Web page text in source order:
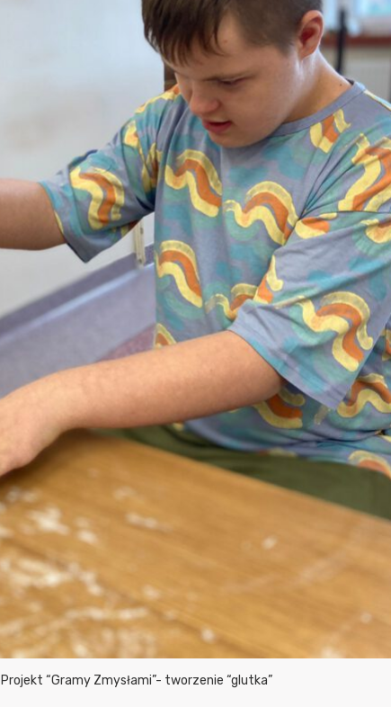
Projekt “Gramy Zmysłami”- tworzenie “glutka”